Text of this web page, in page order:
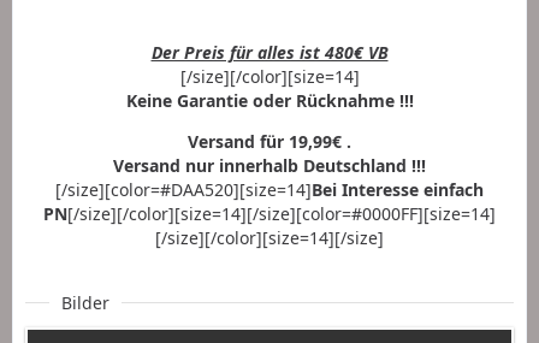
Der Preis für alles ist 480€ VB
[/size][/color][size=14]
Keine Garantie oder Rücknahme !!!
Versand für 19,99€ .
Versand nur innerhalb Deutschland !!!
[/size][color=#DAA520][size=14]Bei Interesse einfach
PN[/size][/color][size=14][/size][color=#0000FF][size=14]
[/size][/color][size=14][/size]
Bilder